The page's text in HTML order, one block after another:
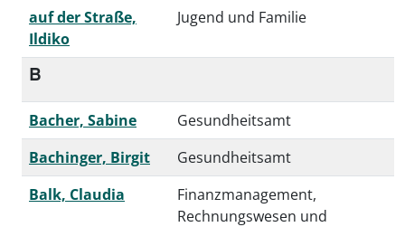
auf der Straße,
Ildiko
Jugend und Familie
B
Bacher, Sabine
Gesundheitsamt
Bachinger, Birgit
Gesundheitsamt
Balk, Claudia
Finanzmanagement,
Rechnungswesen und